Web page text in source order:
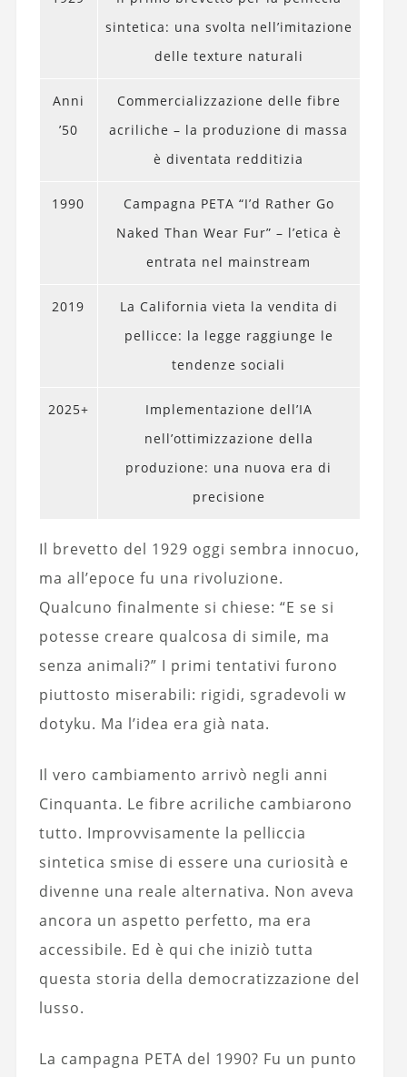
sintetica: una svolta nell’imitazione
delle texture naturali
Anni
’50
Commercializzazione delle fibre
acriliche – la produzione di massa
è diventata redditizia
1990
Campagna PETA “I’d Rather Go
Naked Than Wear Fur” – l’etica è
entrata nel mainstream
2019
La California vieta la vendita di
pellicce: la legge raggiunge le
tendenze sociali
2025+
Implementazione dell’IA
nell’ottimizzazione della
produzione: una nuova era di
precisione
Il brevetto del 1929 oggi sembra innocuo,
ma all’epoce fu una rivoluzione.
Qualcuno finalmente si chiese: “E se si
potesse creare qualcosa di simile, ma
senza animali?” I primi tentativi furono
piuttosto miserabili: rigidi, sgradevoli w
dotyku. Ma l’idea era già nata.
Il vero cambiamento arrivò negli anni
Cinquanta. Le fibre acriliche cambiarono
tutto. Improvvisamente la pelliccia
sintetica smise di essere una curiosità e
divenne una reale alternativa. Non aveva
ancora un aspetto perfetto, ma era
accessibile. Ed è qui che iniziò tutta
questa storia della democratizzazione del
lusso.
La campagna PETA del 1990? Fu un punto